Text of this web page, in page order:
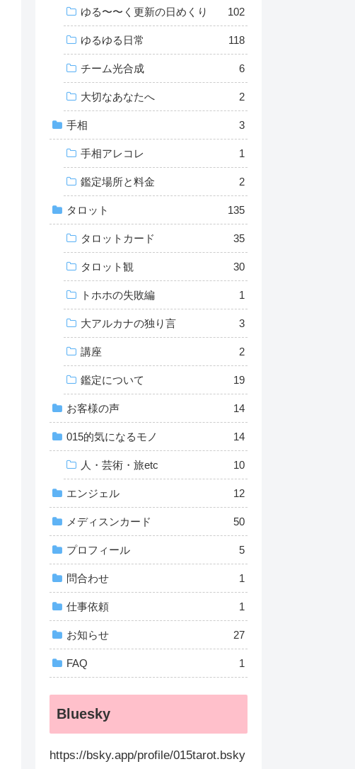
ゆる〜〜く更新の日めくり 102
ゆるゆる日常 118
チーム光合成 6
大切なあなたへ 2
手相 3
手相アレコレ 1
鑑定場所と料金 2
タロット 135
タロットカード 35
タロット観 30
トホホの失敗編 1
大アルカナの独り言 3
講座 2
鑑定について 19
お客様の声 14
015的気になるモノ 14
人・芸術・旅etc 10
エンジェル 12
メディスンカード 50
プロフィール 5
問合わせ 1
仕事依頼 1
お知らせ 27
FAQ 1
Bluesky
https://bsky.app/profile/015tarot.bsky